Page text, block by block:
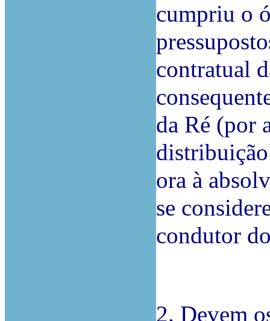
cumpriu o
contratual
da Ré (por
ora à
se
condutor
2. Devem